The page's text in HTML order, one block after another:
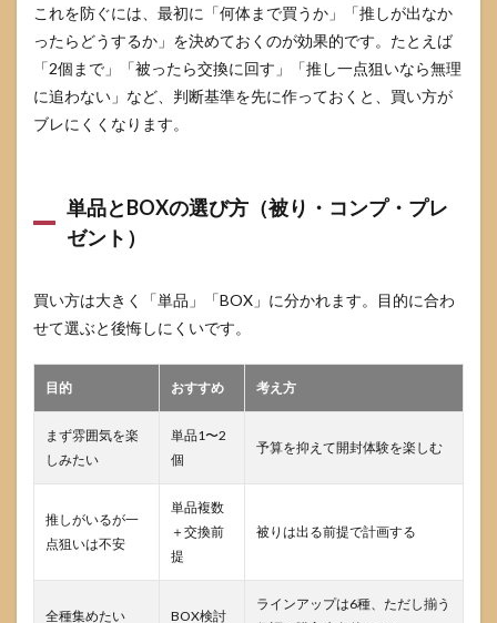
これを防ぐには、最初に「何体まで買うか」「推しが出なか
ったらどうするか」を決めておくのが効果的です。たとえば
「2個まで」「被ったら交換に回す」「推し一点狙いなら無理
に追わない」など、判断基準を先に作っておくと、買い方が
ブレにくくなります。
単品とBOXの選び方（被り・コンプ・プレ
ゼント）
買い方は大きく「単品」「BOX」に分かれます。目的に合わ
せて選ぶと後悔しにくいです。
目的 おすすめ 考え方
まず雰囲気を楽
しみたい
単品1〜2
個
予算を抑えて開封体験を楽しむ
推しがいるが一
点狙いは不安
単品複数
＋交換前
提
被りは出る前提で計画する
全種集めたい BOX検討
ラインアップは6種、ただし揃う